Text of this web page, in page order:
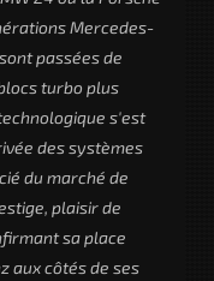
Mercedes-
passées de
turbo plus
s'est
des systèmes
du marché de
plaisir de
sa place
aux côtés de ses